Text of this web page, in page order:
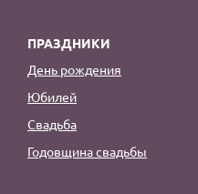
ПРАЗДНИКИ
День рождения
Юбилей
Свадьба
Годовщина свадьбы